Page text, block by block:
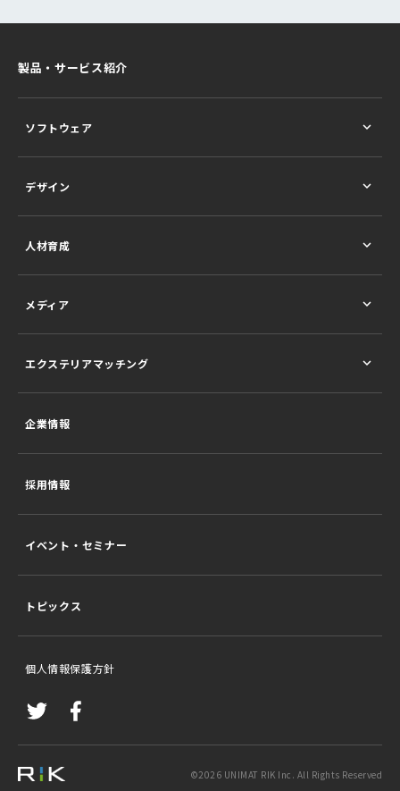
製品・サービス紹介
ソフトウェア
デザイン
人材育成
メディア
エクステリアマッチング
企業情報
採用情報
イベント・セミナー
トピックス
個人情報保護方針
©2026 UNIMAT RIK Inc. All Rights Reserved